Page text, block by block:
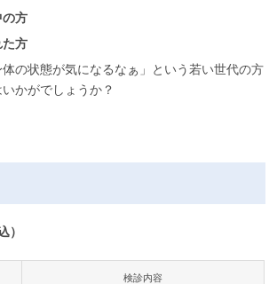
の方
た方
体の状態が気になるなぁ」という若い世代の方
かがでしょうか？
）
検診内容